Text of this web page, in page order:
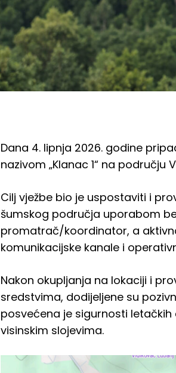
Dana 4. lipnja 2026. godine
nazivom „Klanac 1“ na području
Cilj vježbe bio je uspostaviti i
šumskog područja uporabom
promatrač/koordinator, a
komunikacijske kanale i
Nakon okupljanja na lokaciji i
sredstvima, dodijeljene su
posvećena je sigurnosti
visinskim slojevima.